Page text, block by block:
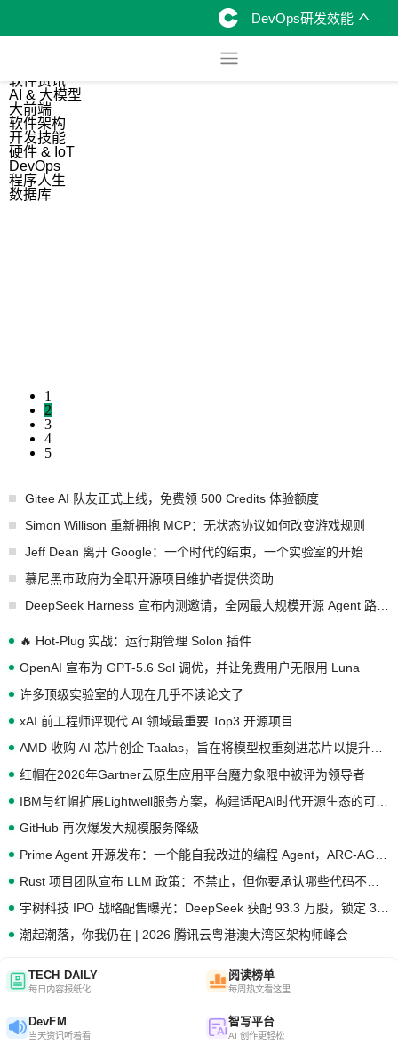
DevOps研发效能
软件资讯
AI & 大模型
大前端
软件架构
开发技能
硬件 & IoT
DevOps
程序人生
数据库
1
2
3
4
5
Gitee AI 队友正式上线，免费领 500 Credits 体验额度
Simon Willison 重新拥抱 MCP：无状态协议如何改变游戏规则
Jeff Dean 离开 Google：一个时代的结束，一个实验室的开始
慕尼黑市政府为全职开源项目维护者提供资助
🔥 Hot-Plug 实战：运行期管理 Solon 插件
OpenAI 宣布为 GPT-5.6 Sol 调优，并让免费用户无限用 Luna
许多顶级实验室的人现在几乎不读论文了
xAI 前工程师评现代 AI 领域最重要 Top3 开源项目
红帽在2026年Gartner云原生应用平台魔力象限中被评为领导者
GitHub 再次爆发大规模服务降级
潮起潮落，你我仍在 | 2026 腾讯云粤港澳大湾区架构师峰会
TECH DAILY
每日内容报纸化
阅读榜单
每周热文看这里
DevFM
当天资讯听着看
智写平台
AI 创作更轻松